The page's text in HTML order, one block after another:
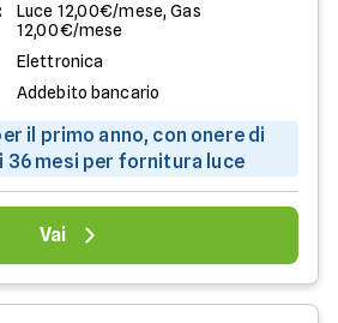
Luce 12,00€/mese, Gas
12,00€/mese
Elettronica
Addebito bancario
il primo anno, con onere di
36 mesi per fornitura luce
Vai